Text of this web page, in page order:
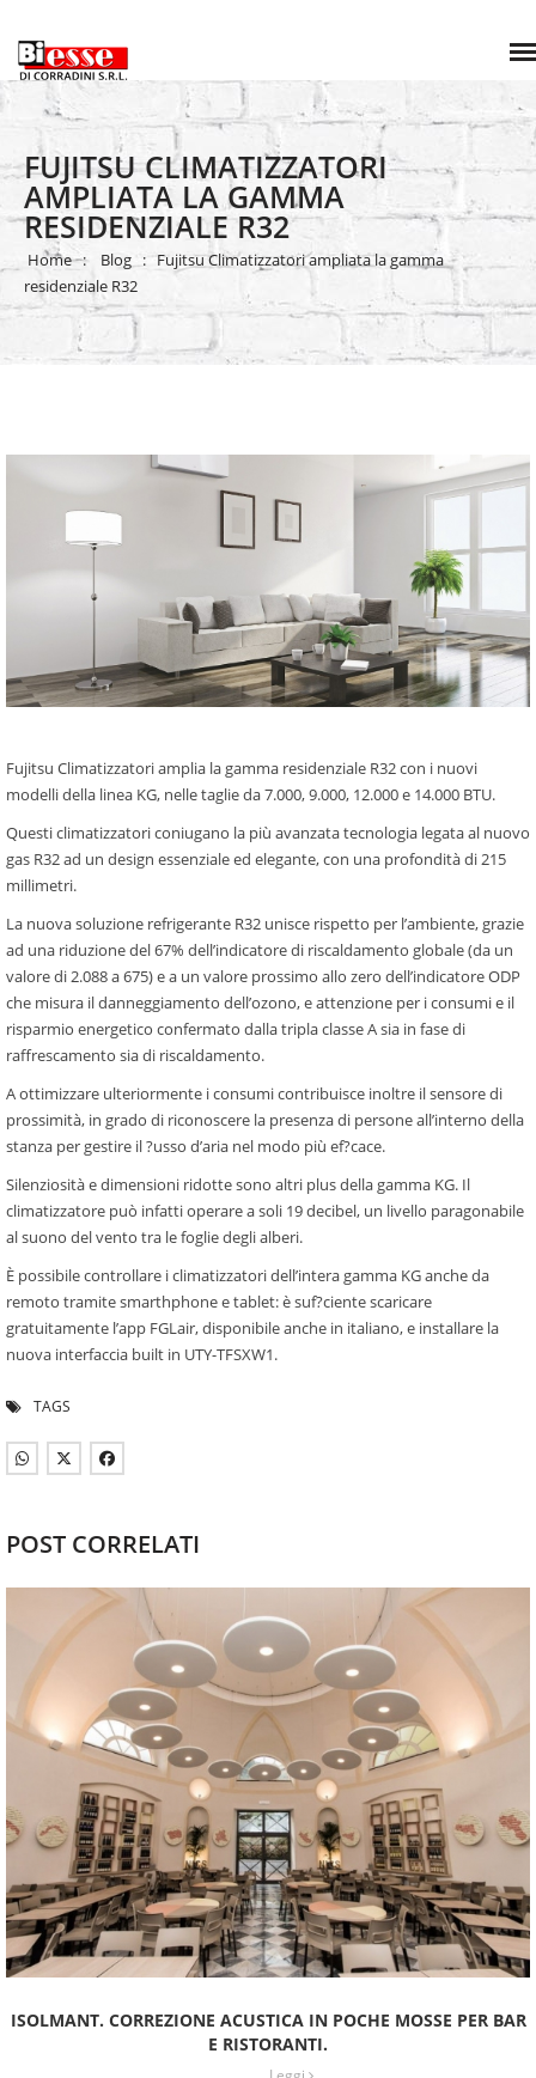
FUJITSU CLIMATIZZATORI
AMPLIATA LA GAMMA
RESIDENZIALE R32
Home Blog
Fujitsu Climatizzatori ampliata la gamma
residenziale R32
Fujitsu Climatizzatori amplia la gamma residenziale R32 con i nuovi
modelli della linea KG, nelle taglie da 7.000, 9.000, 12.000 e 14.000 BTU.
Questi climatizzatori coniugano la più avanzata tecnologia legata al nuovo
gas R32 ad un design essenziale ed elegante, con una profondità di 215
millimetri.
La nuova soluzione refrigerante R32 unisce rispetto per l’ambiente, grazie
ad una riduzione del 67% dell’indicatore di riscaldamento globale (da un
valore di 2.088 a 675) e a un valore prossimo allo zero dell’indicatore ODP
che misura il danneggiamento dell’ozono, e attenzione per i consumi e il
risparmio energetico confermato dalla tripla classe A sia in fase di
raffrescamento sia di riscaldamento.
A ottimizzare ulteriormente i consumi contribuisce inoltre il sensore di
prossimità, in grado di riconoscere la presenza di persone all’interno della
stanza per gestire il ?usso d’aria nel modo più ef?cace.
Silenziosità e dimensioni ridotte sono altri plus della gamma KG. Il
climatizzatore può infatti operare a soli 19 decibel, un livello paragonabile
al suono del vento tra le foglie degli alberi.
È possibile controllare i climatizzatori dell’intera gamma KG anche da
remoto tramite smarthphone e tablet: è suf?ciente scaricare
gratuitamente l’app FGLair, disponibile anche in italiano, e installare la
nuova interfaccia built in UTY-TFSXW1.
TAGS
POST CORRELATI
ISOLMANT. CORREZIONE ACUSTICA IN POCHE MOSSE PER BAR
E RISTORANTI.